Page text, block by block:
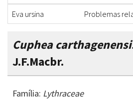
Eva ursina
Problemas
Cuphea
J.F.Macbr.
Família: Lythraceae